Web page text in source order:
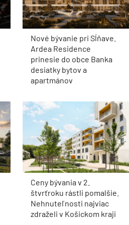
Nové bývanie pri Sĺňave.
Ardea Residence
prinesie do obce Banka
desiatky bytov a
apartmánov
Ceny bývania v 2.
štvrťroku rástli pomalšie.
Nehnuteľnosti najviac
zdraželi v Košickom kraji